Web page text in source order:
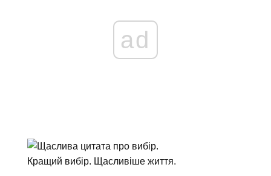
ad
Кращий вибір. Щасливіше життя.